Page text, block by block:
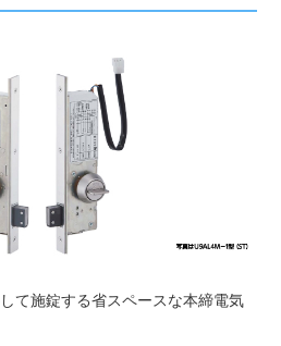
て施錠する省スペースな本締電気